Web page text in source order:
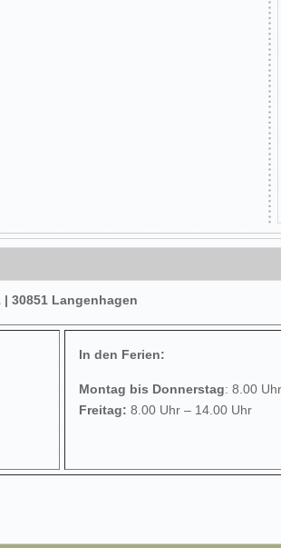
30851 Langenhagen
In den Ferien:
Montag bis Donnerstag: 8.00
Freitag: 8.00 Uhr – 14.00 Uhr